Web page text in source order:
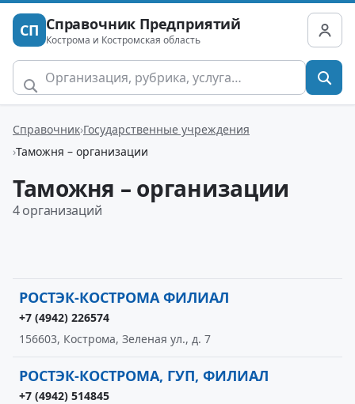
СП Справочник Предприятий
Кострома и Костромская область
Справочник Государственные учреждения
Таможня – организации
Таможня – организации
4 организаций
РОСТЭК-КОСТРОМА ФИЛИАЛ
+7 (4942) 226574
156603, Кострома, Зеленая ул., д. 7
РОСТЭК-КОСТРОМА, ГУП, ФИЛИАЛ
+7 (4942) 514845